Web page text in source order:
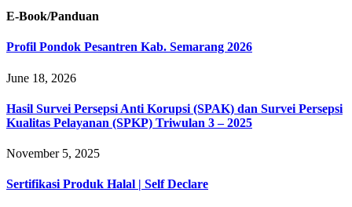
E-Book/Panduan
Profil Pondok Pesantren Kab. Semarang 2026
June 18, 2026
Hasil Survei Persepsi Anti Korupsi (SPAK) dan Survei Persepsi
Kualitas Pelayanan (SPKP) Triwulan 3 – 2025
November 5, 2025
Sertifikasi Produk Halal | Self Declare